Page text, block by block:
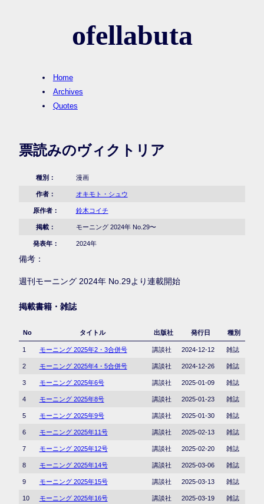
ofellabuta
Home
Archives
Quotes
票読みのヴィクトリア
種別： 漫画
作者： オキモト・シュウ
原作者： 鈴木コイチ
掲載： モーニング 2024年 No.29〜
発表年： 2024年
備考：
週刊モーニング 2024年 No.29より連載開始
掲載書籍・雑誌
No タイトル 出版社 発行日 種別
1 モーニング 2025年2・3合併号 講談社 2024-12-12 雑誌
2 モーニング 2025年4・5合併号 講談社 2024-12-26 雑誌
3 モーニング 2025年6号 講談社 2025-01-09 雑誌
4 モーニング 2025年8号 講談社 2025-01-23 雑誌
5 モーニング 2025年9号 講談社 2025-01-30 雑誌
6 モーニング 2025年11号 講談社 2025-02-13 雑誌
7 モーニング 2025年12号 講談社 2025-02-20 雑誌
8 モーニング 2025年14号 講談社 2025-03-06 雑誌
9 モーニング 2025年15号 講談社 2025-03-13 雑誌
10 モーニング 2025年16号 講談社 2025-03-19 雑誌